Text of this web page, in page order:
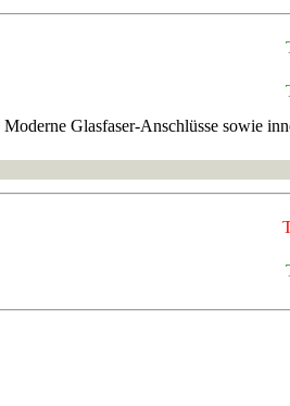
Glasfaser-Anschlüsse sowie